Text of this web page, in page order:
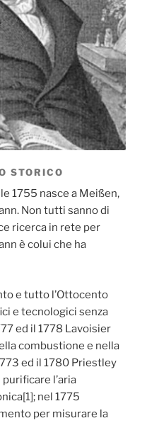
STORICO
1755 nasce a Meißen,
Non tutti sanno di
ricerca in rete per
è colui che ha
e tutto l’Ottocento
e tecnologici senza
ed il 1778 Lavoisier
combustione e nella
ed il 1780 Priestley
l’aria
nel 1775
per misurare la